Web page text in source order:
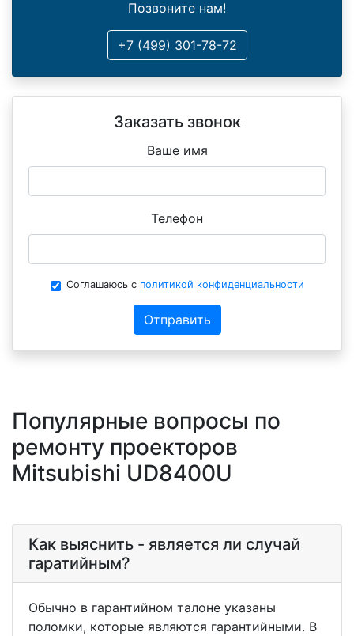
Позвоните нам!
+7 (499) 301-78-72
Заказать звонок
Ваше имя
Телефон
Соглашаюсь с политикой конфиденциальности
Отправить
Популярные вопросы по
ремонту проекторов
Mitsubishi UD8400U
Как выяснить - является ли случай
гаратийным?
Обычно в гарантийном талоне указаны
поломки, которые являются гарантийными. В